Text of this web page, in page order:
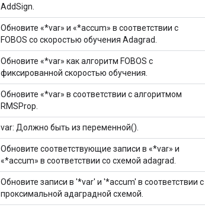
AddSign.
Обновите «*var» и «*accum» в соответствии с
FOBOS со скоростью обучения Adagrad.
Обновите «*var» как алгоритм FOBOS с
фиксированной скоростью обучения.
Обновите «*var» в соответствии с алгоритмом
RMSProp.
var: Должно быть из переменной().
Обновите соответствующие записи в «*var» и
«*accum» в соответствии со схемой adagrad.
Обновите записи в '*var' и '*accum' в соответствии с
проксимальной адаградной схемой.